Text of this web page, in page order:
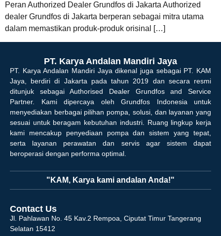
Peran Authorized Dealer Grundfos di Jakarta Authorized
dealer Grundfos di Jakarta berperan sebagai mitra utama
dalam memastikan produk-produk orisinal […]
PT. Karya Andalan Mandiri Jaya
PT. Karya Andalan Mandiri Jaya dikenal juga sebagai PT. KAM
Jaya, berdiri di Jakarta pada tahun 2019 dan secara resmi
ditunjuk sebagai Authorised Dealer Grundfos and Service
Partner. Kami dipercaya oleh Grundfos Indonesia untuk
menyediakan berbagai pilihan pompa, solusi, dan layanan yang
sesuai untuk beragam kebutuhan industri. Ruang lingkup kerja
kami mencakup penyediaan pompa dan sistem yang tepat,
serta layanan perawatan dan servis agar sistem dapat
beroperasi dengan performa optimal.
"KAM, Karya kami andalan Anda!"
Contact Us
Jl. Pahlawan No. 45 Kav.2 Rempoa, Ciputat Timur Tangerang
Selatan 15412